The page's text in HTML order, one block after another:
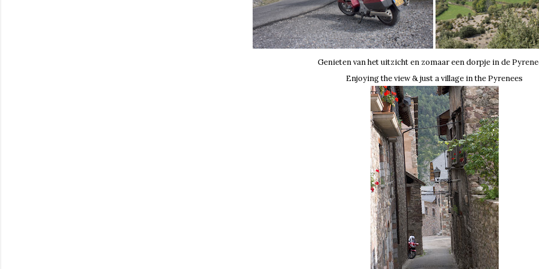
Genieten van het uitzicht en zomaar een dorpje in de
Enjoying the view & just a village in the Pyrenees